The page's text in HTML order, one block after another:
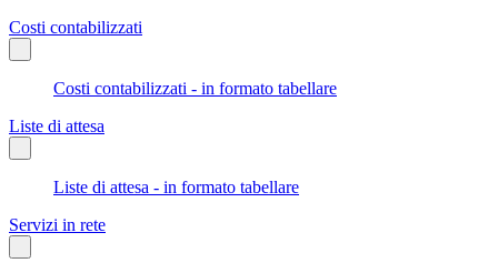
Costi contabilizzati
Costi contabilizzati - in formato tabellare
Liste di attesa
Liste di attesa - in formato tabellare
Servizi in rete